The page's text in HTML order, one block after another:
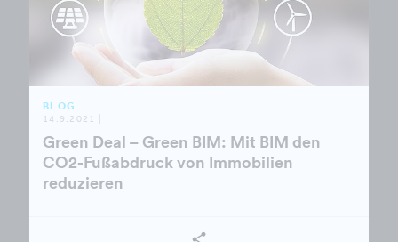
BLOG
14.9.2021 |
Green Deal – Green BIM: Mit BIM den
CO2-Fußabdruck von Immobilien
reduzieren